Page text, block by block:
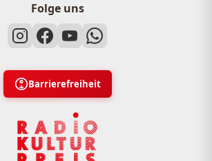
Folge uns
Barrierefreiheit